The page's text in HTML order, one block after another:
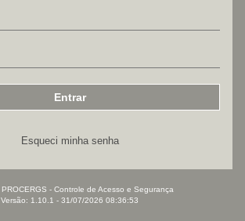
Esqueci minha senha
PROCERGS - Controle de Acesso e Segurança
Versão: 1.10.1 - 31/07/2026 08:36:53